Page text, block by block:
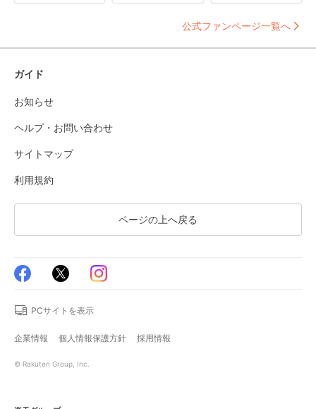
公式ファンページ一覧へ
ガイド
お知らせ
ヘルプ・お問い合わせ
サイトマップ
利用規約
ページの上へ戻る
PCサイトを表示
企業情報 個人情報保護方針 採用情報
© Rakuten Group, Inc.